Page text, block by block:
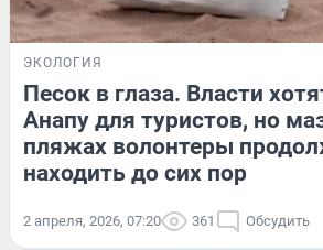
ЭКОЛОГИЯ
Песок в глаза. Власти
Анапу для туристов, но
пляжах волонтеры
находить до сих пор
2 апреля, 2026, 07:20 361 Обсудить